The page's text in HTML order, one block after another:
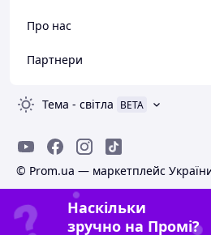
Про нас
Партнери
Тема - світла BETA
© Prom.ua — маркетплейс
Наскільки
зручно на Промі?